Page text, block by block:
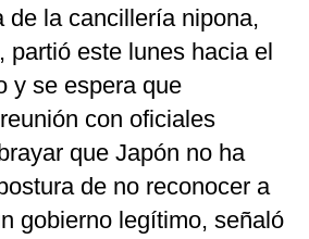
de la cancillería nipona,
partió este lunes hacia el
y se espera que
con oficiales
que Japón no ha
de no reconocer a
gobierno legítimo, señaló